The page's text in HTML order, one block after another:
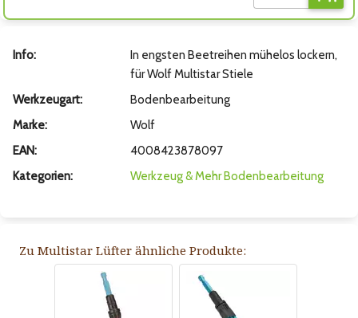
Info:
In engsten Beetreihen mühelos lockern,
für Wolf Multistar Stiele
Werkzeugart:
Bodenbearbeitung
Marke:
Wolf
EAN:
4008423878097
Kategorien:
Werkzeug & Mehr Bodenbearbeitung
Zu Multistar Lüfter ähnliche Produkte: